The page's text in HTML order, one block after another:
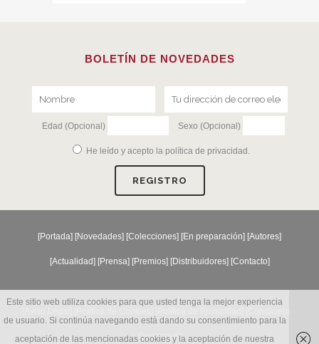
BOLETÍN DE NOVEDADES
Edad (Opcional) Sexo (Opcional)
He leído y acepto la política de privacidad .
[Portada] [Novedades] [Colecciones] [En preparación] [Autores]
[Actualidad] [Prensa] [Premios] [Distribuidores] [Contacto]
Generales ]
Este sitio web utiliza cookies para que usted tenga la mejor experiencia
de usuario. Si continúa navegando está dando su consentimiento para la
aceptación de las mencionadas cookies y la aceptación de nuestra